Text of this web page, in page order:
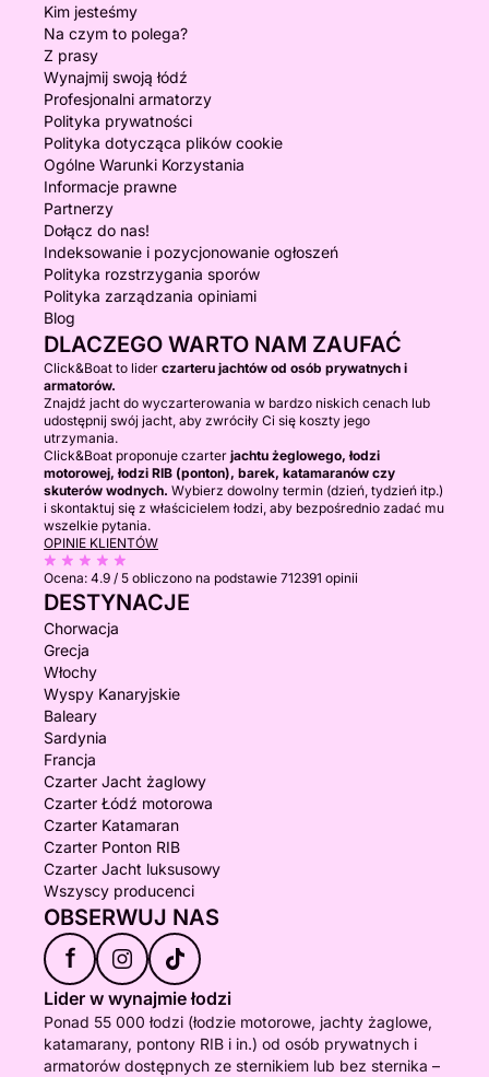
Kim jesteśmy
Na czym to polega?
Z prasy
Wynajmij swoją łódź
Profesjonalni armatorzy
Polityka prywatności
Polityka dotycząca plików cookie
Ogólne Warunki Korzystania
Informacje prawne
Partnerzy
Dołącz do nas!
Indeksowanie i pozycjonowanie ogłoszeń
Polityka rozstrzygania sporów
Polityka zarządzania opiniami
Blog
DLACZEGO WARTO NAM ZAUFAĆ
Click&Boat to lider czarteru jachtów od osób prywatnych i
armatorów.
Znajdź jacht do wyczarterowania w bardzo niskich cenach lub
udostępnij swój jacht, aby zwróciły Ci się koszty jego
utrzymania.
Click&Boat proponuje czarter jachtu żeglowego, łodzi
motorowej, łodzi RIB (ponton), barek, katamaranów czy
skuterów wodnych. Wybierz dowolny termin (dzień, tydzień itp.)
i skontaktuj się z właścicielem łodzi, aby bezpośrednio zadać mu
wszelkie pytania.
OPINIE KLIENTÓW
Ocena: 4.9 / 5 obliczono na podstawie 712391 opinii
DESTYNACJE
Chorwacja
Grecja
Włochy
Wyspy Kanaryjskie
Baleary
Sardynia
Francja
Czarter Jacht żaglowy
Czarter Łódź motorowa
Czarter Katamaran
Czarter Ponton RIB
Czarter Jacht luksusowy
Wszyscy producenci
OBSERWUJ NAS
f
Lider w wynajmie łodzi
Ponad 55 000 łodzi (łodzie motorowe, jachty żaglowe,
katamarany, pontony RIB i in.) od osób prywatnych i
armatorów dostępnych ze sternikiem lub bez sternika –